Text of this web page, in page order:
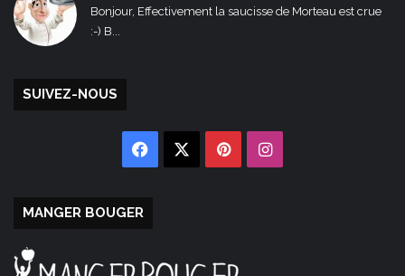
Bonjour, Effectivement la saucisse de Morteau est crue
:-) B...
SUIVEZ-NOUS
Facebook PinterestInstagram
MANGER BOUGER